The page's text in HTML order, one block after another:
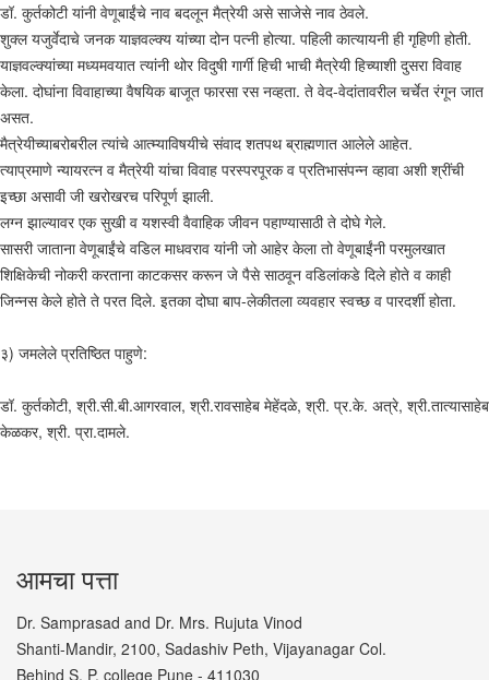
डॉ. कुर्तकोटी यांनी वेणूबाईंचे नाव बदलून मैत्रेयी असे साजेसे नाव ठेवले.
शुक्ल यजुर्वेदाचे जनक याज्ञवल्क्य यांच्या दोन पत्नी होत्या. पहिली कात्यायनी ही गृहिणी होती.
याज्ञवल्क्यांच्या मध्यमवयात त्यांनी थोर विदुषी गार्गी हिची भाची मैत्रेयी हिच्याशी दुसरा विवाह
केला. दोघांना विवाहाच्या वैषयिक बाजूत फारसा रस नव्हता. ते वेद-वेदांतावरील चर्चेत रंगून जात
असत.
मैत्रेयीच्याबरोबरील त्यांचे आत्म्याविषयीचे संवाद शतपथ ब्राह्मणात आलेले आहेत.
त्याप्रमाणे न्यायरत्न व मैत्रेयी यांचा विवाह परस्परपूरक व प्रतिभासंपन्न व्हावा अशी श्रींची
इच्छा असावी जी खरोखरच परिपूर्ण झाली.
लग्न झाल्यावर एक सुखी व यशस्वी वैवाहिक जीवन पहाण्यासाठी ते दोघे गेले.
सासरी जाताना वेणूबाईंचे वडिल माधवराव यांनी जो आहेर केला तो वेणूबाईंनी परमुलखात
शिक्षिकेची नोकरी करताना काटकसर करून जे पैसे साठवून वडिलांकडे दिले होते व काही
जिन्नस केले होते ते परत दिले. इतका दोघा बाप-लेकीतला व्यवहार स्वच्छ व पारदर्शी होता.
३) जमलेले प्रतिष्ठित पाहुणे:
डॉ. कुर्तकोटी, श्री.सी.बी.आगरवाल, श्री.रावसाहेब मेहेंदळे, श्री. प्र.के. अत्रे, श्री.तात्यासाहेब
केळकर, श्री. प्रा.दामले.
आमचा पत्ता
Dr. Samprasad and Dr. Mrs. Rujuta Vinod
Shanti-Mandir, 2100, Sadashiv Peth, Vijayanagar Col.
Behind S. P. college Pune - 411030